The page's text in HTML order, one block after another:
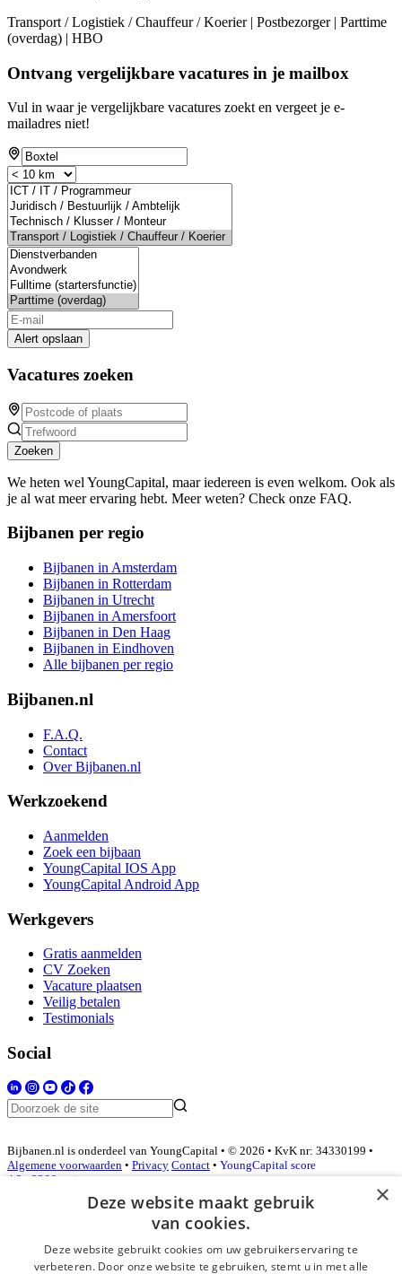
Transport / Logistiek / Chauffeur / Koerier | Postbezorger | Parttime
(overdag) | HBO
Ontvang vergelijkbare vacatures in je mailbox
Vul in waar je vergelijkbare vacatures zoekt en vergeet je e-
mailadres niet!
Alert opslaan
Vacatures zoeken
Zoeken
We heten wel YoungCapital, maar iedereen is even welkom. Ook als
je al wat meer ervaring hebt. Meer weten? Check onze FAQ.
Bijbanen per regio
Bijbanen in Amsterdam
Bijbanen in Rotterdam
Bijbanen in Utrecht
Bijbanen in Amersfoort
Bijbanen in Den Haag
Bijbanen in Eindhoven
Alle bijbanen per regio
Bijbanen.nl
F.A.Q.
Contact
Over Bijbanen.nl
Werkzoekend
Aanmelden
Zoek een bijbaan
YoungCapital IOS App
YoungCapital Android App
Werkgevers
Gratis aanmelden
CV Zoeken
Vacature plaatsen
Veilig betalen
Testimonials
Social
Bijbanen.nl is onderdeel van YoungCapital • © 2026 • KvK nr: 34330199 •
Algemene voorwaarden • Privacy Contact • YoungCapital score
4.3 - 3366 reviews
Inloggen als bedrijf
×
Deze website maakt gebruik
van cookies.
Deze website gebruikt cookies om uw gebruikerservaring te
verbeteren. Door onze website te gebruiken, stemt u in met alle